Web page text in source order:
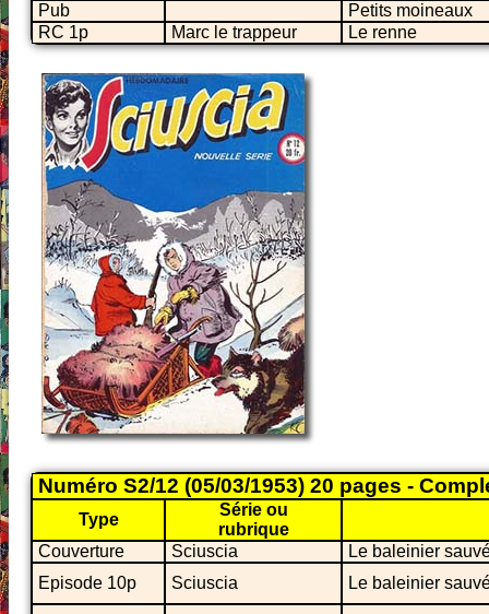
Pub
Petits moineaux
RC 1p
Marc le trappeur Le renne
Numéro S2/12 (05/03/1953) 20 pages -
Type
Série ou
rubrique
Couverture
Sciuscia
Le baleinier
Episode 10p
Sciuscia Le baleinier